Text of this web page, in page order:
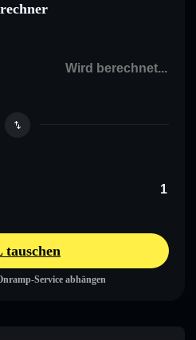
tauschen
Service abhängen